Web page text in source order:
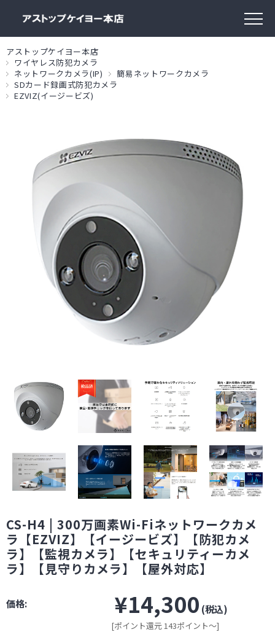
アストップケイヨー本店
ワイヤレス防犯カメラ
ネットワークカメラ(IP)
簡易ネットワークカメラ
SDカード録画式防犯カメラ
EZVIZ(イージービズ)
CS-H4 | 300万画素Wi-Fiネットワークカメ
ラ【EZVIZ】【イージービズ】【防犯カメ
ラ】【監視カメラ】【セキュリティーカメ
ラ】【見守りカメラ】【屋外対応】
価格: ¥14,300 (税込)
[ポイント還元 143ポイント～]